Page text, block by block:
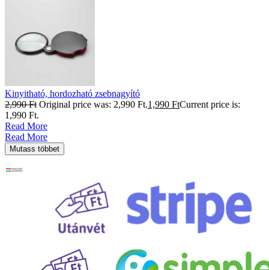
Kinyitható, hordozható zsebnagyító
2,990Ft Original price was: 2,990 Ft.1,990 FtCurrent price is:
1,990 Ft.
Read More
Read More
Mutass többet